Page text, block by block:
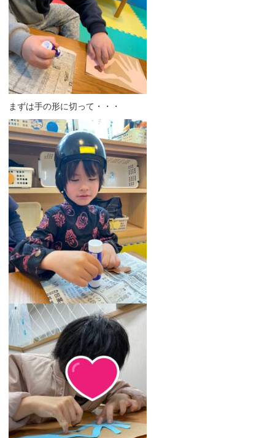
まずは手の形に切って・・・